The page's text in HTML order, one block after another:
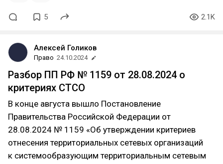
5 2.1K
Алексей Голиков
Право 24.10.2024
Разбор ПП РФ № 1159 от 28.08.2024 о
критериях СТСО
В конце августа вышло Постановление
Правительства Российской Федерации от
28.08.2024 № 1159 «Об утверждении критериев
отнесения территориальных сетевых организаций
к системообразующим территориальным сетевым